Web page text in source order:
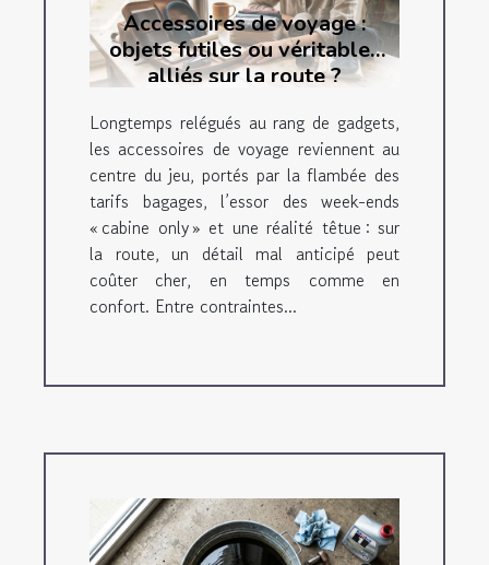
Accessoires de voyage :
objets futiles ou véritables
alliés sur la route ?
Longtemps relégués au rang de gadgets,
les accessoires de voyage reviennent au
centre du jeu, portés par la flambée des
tarifs bagages, l’essor des week-ends
« cabine only » et une réalité têtue : sur
la route, un détail mal anticipé peut
coûter cher, en temps comme en
confort. Entre contraintes...